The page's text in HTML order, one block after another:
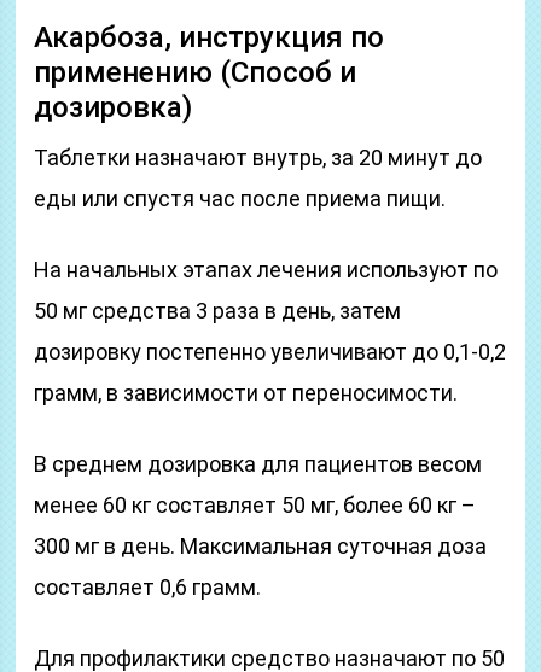
Акарбоза, инструкция по
применению (Способ и
дозировка)
Таблетки назначают внутрь, за 20 минут до
еды или спустя час после приема пищи.
На начальных этапах лечения используют по
50 мг средства 3 раза в день, затем
дозировку постепенно увеличивают до 0,1-0,2
грамм, в зависимости от переносимости.
В среднем дозировка для пациентов весом
менее 60 кг составляет 50 мг, более 60 кг –
300 мг в день. Максимальная суточная доза
составляет 0,6 грамм.
Для профилактики средство назначают по 50